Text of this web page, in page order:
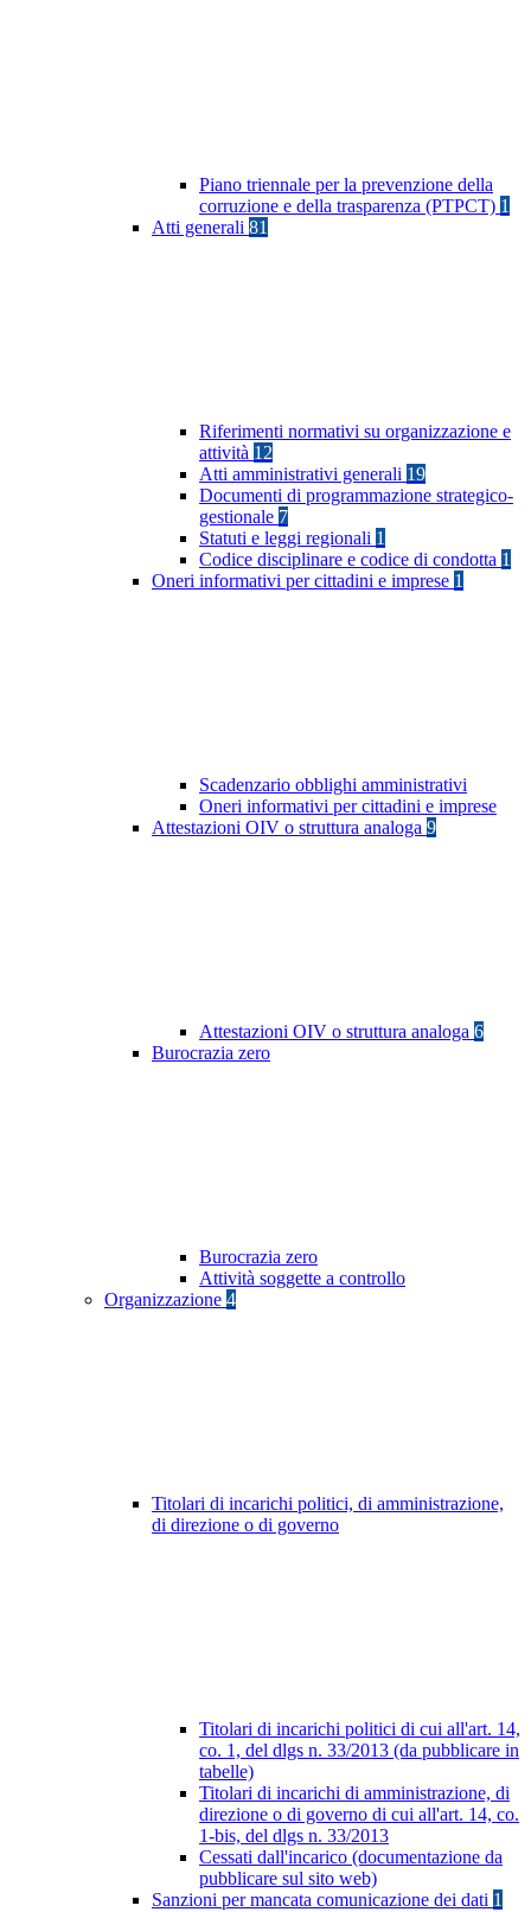
Piano triennale per la prevenzione della
corruzione e della trasparenza (PTPCT) 1
Atti generali 81
Riferimenti normativi su organizzazione e
attività 12
Atti amministrativi generali 19
Documenti di programmazione strategico-
gestionale 7
Statuti e leggi regionali 1
Codice disciplinare e codice di condotta 1
Oneri informativi per cittadini e imprese 1
Scadenzario obblighi amministrativi
Oneri informativi per cittadini e imprese
Attestazioni OIV o struttura analoga 9
Attestazioni OIV o struttura analoga 6
Burocrazia zero
Burocrazia zero
Attività soggette a controllo
Organizzazione 4
Titolari di incarichi politici, di amministrazione,
di direzione o di governo
Titolari di incarichi politici di cui all'art. 14,
co. 1, del dlgs n. 33/2013 (da pubblicare in
tabelle)
Titolari di incarichi di amministrazione, di
direzione o di governo di cui all'art. 14, co.
1-bis, del dlgs n. 33/2013
Cessati dall'incarico (documentazione da
pubblicare sul sito web)
Sanzioni per mancata comunicazione dei dati 1